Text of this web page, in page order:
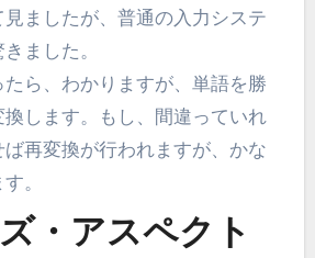
ましたが、普通の入力システ
ました。
ら、わかりますが、単語を勝
します。もし、間違っていれ
再変換が行われますが、かな
。
・アスペクト